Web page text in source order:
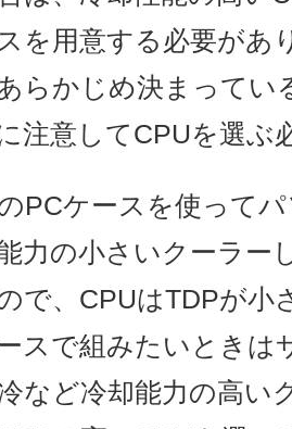
を用意する必要があ
らかじめ決まってい
注意してCPUを選ぶ
PCケースを使って
力の小さいクーラー
で、CPUはTDPが小
スで組みたいときは
など冷却能力の高い